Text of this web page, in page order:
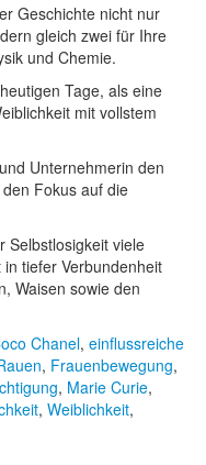
Geschichte nicht nur
gleich zwei für Ihre
und Chemie.
Tage, als eine
mit vollstem
Unternehmerin den
Fokus auf die
Selbstlosigkeit viele
tiefer Verbundenheit
Waisen sowie den
Chanel, einflussreiche
, Frauenbewegung,
, Marie Curie,
, Weiblichkeit,